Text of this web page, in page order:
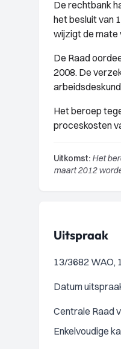
De rechtbank
het besluit van
wijzigt de mate
De Raad
2008. De
Het beroep
proceskosten
Uitkomst: Het
maart 2012
Uitspraak
13/3682 WAO,
Datum
Centrale Raad
Enkelvoudige